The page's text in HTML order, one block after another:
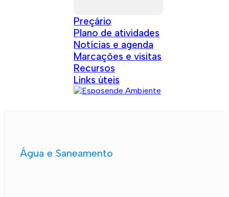
Preçário
Plano de atividades
Notícias e agenda
Marcações e visitas
Recursos
Links úteis
Água e Saneamento